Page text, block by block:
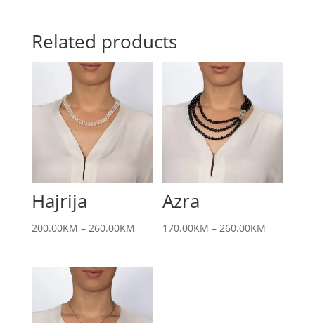
Related products
Hajrija
200.00KM – 260.00KM
Azra
170.00KM –260.00KM